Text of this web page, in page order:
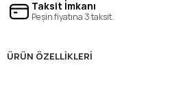
Taksit İmkanı
Peşin fiyatına 3 taksit.
ÜRÜN ÖZELLIKLERI